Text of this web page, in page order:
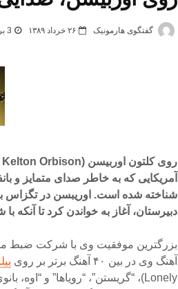
گفتگوی هارمونیک ۲۶ خرداد ۱۳۸۹ 3 برچسب -
آمریکایی که به خاطر صدای متمایز و
شناخته شده ‌است. اوریبسن در تگزاس
دبیرستان، آغاز به خواندن کرد تا
آهنگ وی در بین ۴۰ آهنگ برتر بر روی